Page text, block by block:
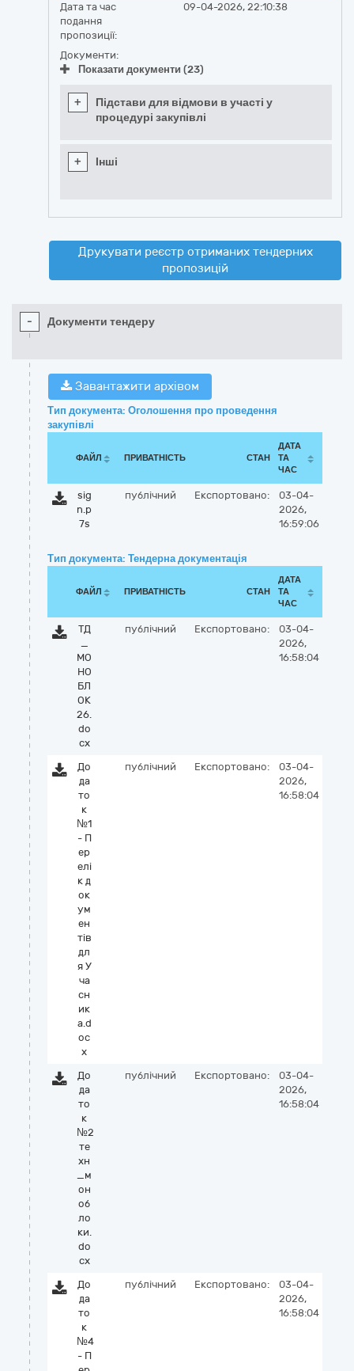
Дата та час
подання
пропозиції:
09-04-2026, 22:10:38
Документи:
Показати документи (23)
+
Підстави для відмови в участі у
процедурі закупівлі
+ Інші
Друкувати реєстр отриманих тендерних
пропозицій
- Документи тендеру
Завантажити архівом
Тип документа: Оголошення про проведення
закупівлі
ФАЙЛ ПРИВАТНІСТЬ СТАН
ДАТА
ТА
ЧАС
sig
n.p
7s
публічний Експортовано:
03-04-
2026,
16:59:06
Тип документа: Тендерна документація
ФАЙЛ ПРИВАТНІСТЬ СТАН
ДАТА
ТА
ЧАС
ТД
_
МО
НО
БЛ
ОК
26.
do
cx
публічний Експортовано:
03-04-
2026,
16:58:04
До
да
то
к
№1
- П
ер
елі
к д
ок
ум
ен
тів
дл
я У
ча
сн
ик
а.d
oc
x
публічний Експортовано:
03-04-
2026,
16:58:04
До
да
то
к
№2
те
хн
_м
он
об
ло
ки.
do
cx
публічний Експортовано:
03-04-
2026,
16:58:04
До
да
то
к
№4
- П
публічний Експортовано:
03-04-
2026,
16:58:04